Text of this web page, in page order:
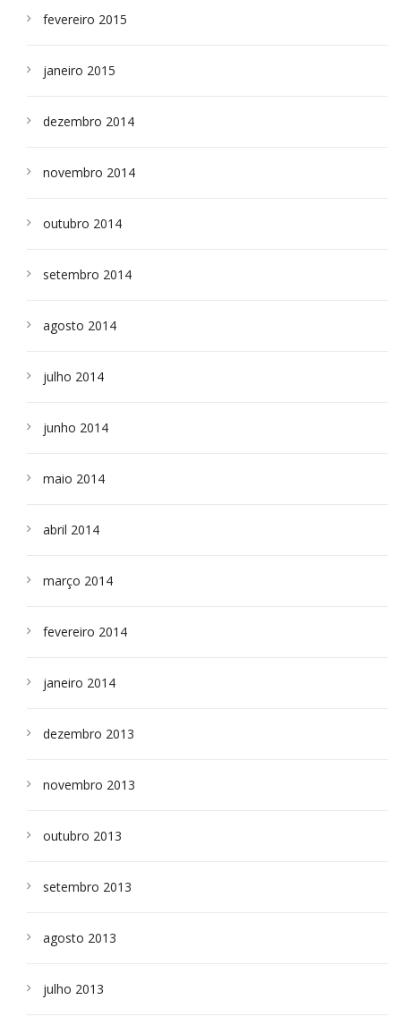
fevereiro 2015
janeiro 2015
dezembro 2014
novembro 2014
outubro 2014
setembro 2014
agosto 2014
julho 2014
junho 2014
maio 2014
abril 2014
março 2014
fevereiro 2014
janeiro 2014
dezembro 2013
novembro 2013
outubro 2013
setembro 2013
agosto 2013
julho 2013